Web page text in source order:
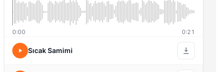
0:00 0:21
Sıcak Samimi